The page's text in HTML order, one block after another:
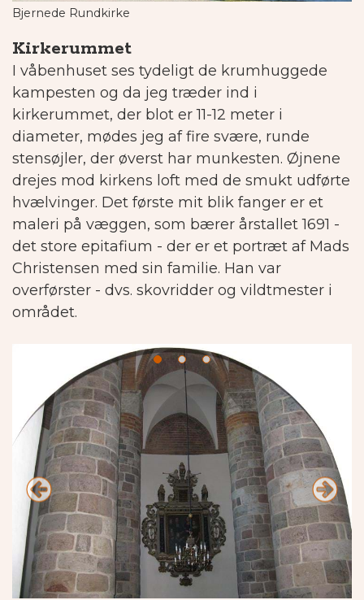
Bjernede Rundkirke
Kirkerummet
I våbenhuset ses tydeligt de krumhuggede
kampesten og da jeg træder ind i
kirkerummet, der blot er 11-12 meter i
diameter, mødes jeg af fire svære, runde
stensøjler, der øverst har munkesten. Øjnene
drejes mod kirkens loft med de smukt udførte
hvælvinger. Det første mit blik fanger er et
maleri på væggen, som bærer årstallet 1691 -
det store epitafium - der er et portræt af Mads
Christensen med sin familie. Han var
overførster - dvs. skovridder og vildtmester i
området.